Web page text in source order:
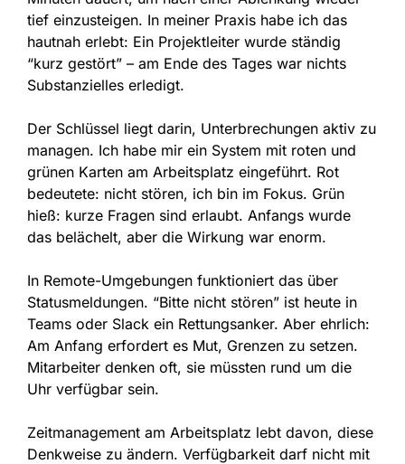
tief einzusteigen. In meiner Praxis habe ich das
hautnah erlebt: Ein Projektleiter wurde ständig
“kurz gestört” – am Ende des Tages war nichts
Substanzielles erledigt.
Der Schlüssel liegt darin, Unterbrechungen aktiv zu
managen. Ich habe mir ein System mit roten und
grünen Karten am Arbeitsplatz eingeführt. Rot
bedeutete: nicht stören, ich bin im Fokus. Grün
hieß: kurze Fragen sind erlaubt. Anfangs wurde
das belächelt, aber die Wirkung war enorm.
In Remote-Umgebungen funktioniert das über
Statusmeldungen. “Bitte nicht stören” ist heute in
Teams oder Slack ein Rettungsanker. Aber ehrlich:
Am Anfang erfordert es Mut, Grenzen zu setzen.
Mitarbeiter denken oft, sie müssten rund um die
Uhr verfügbar sein.
Zeitmanagement am Arbeitsplatz lebt davon, diese
Denkweise zu ändern. Verfügbarkeit darf nicht mit